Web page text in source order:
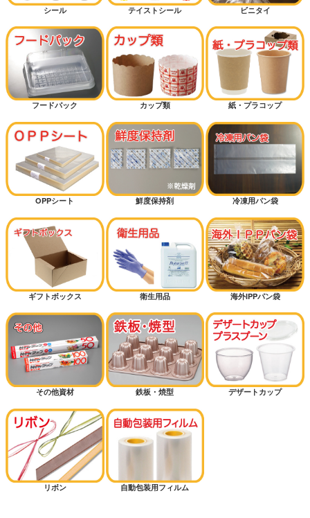
シール テイストシール ビニタイ
フードパック カップ類 紙・プラコップ
OPPシート 鮮度保持剤 冷凍用パン袋
ギフトボックス 衛生用品 海外IPPパン袋
その他資材 鉄板・焼型 デザートカップ
リボン 自動包装用フィルム